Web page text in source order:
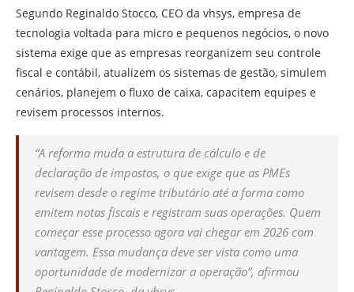
Segundo Reginaldo Stocco, CEO da vhsys, empresa de
tecnologia voltada para micro e pequenos negócios, o novo
sistema exige que as empresas reorganizem seu controle
fiscal e contábil, atualizem os sistemas de gestão, simulem
cenários, planejem o fluxo de caixa, capacitem equipes e
revisem processos internos.
“A reforma muda a estrutura de cálculo e de
declaração de impostos, o que exige que as PMEs
revisem desde o regime tributário até a forma como
emitem notas fiscais e registram suas operações. Quem
começar esse processo agora vai chegar em 2026 com
vantagem. Essa mudança deve ser vista como uma
oportunidade de modernizar a operação”, afirmou